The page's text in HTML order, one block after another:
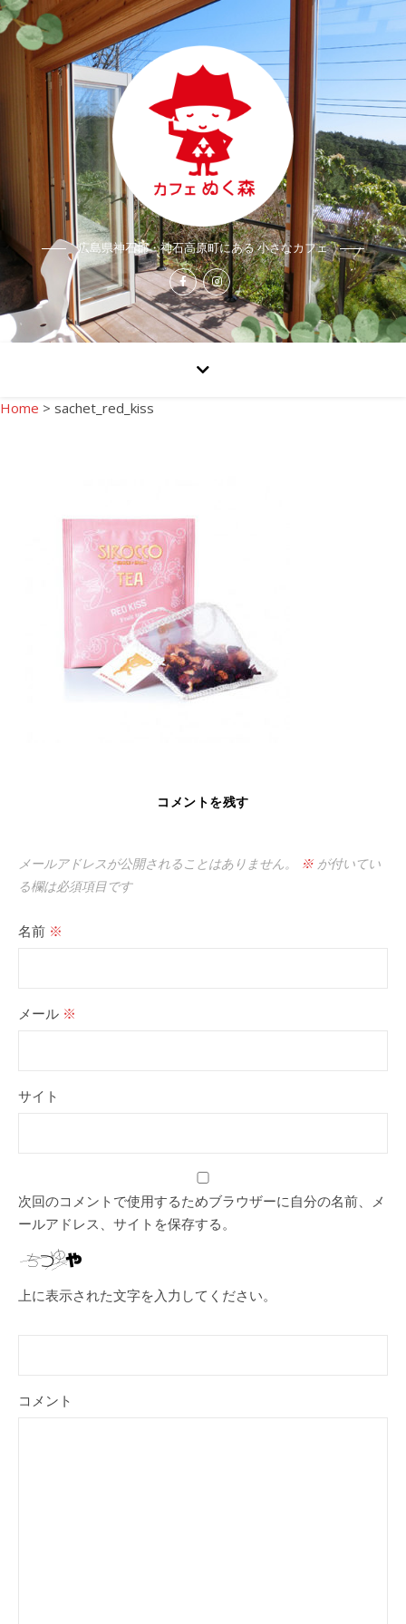
広島県神石郡・神石高原町にある 小さなカフェ
Home > sachet_red_kiss
コメントを残す
メールアドレスが公開されることはありません。 ※が付いてい
る欄は必須項目です
名前 ※
メール ※
サイト
次回のコメントで使用するためブラウザーに自分の名前、メ
ールアドレス、サイトを保存する。
上に表示された文字を入力してください。
コメント